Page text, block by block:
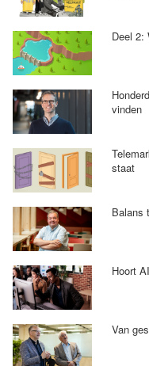
Deel 2:
vinden
staat
Balans
Hoort
Van